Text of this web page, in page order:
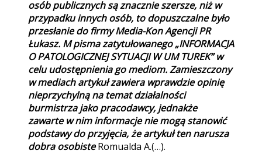
osób publicznych są znacznie szersze, niż w
przypadku innych osób, to dopuszczalne było
przesłanie do firmy Media-Kon Agencji PR
Łukasz. M pisma zatytułowanego „INFORMACJA
O PATOLOGICZNEJ SYTUACJI W UM TUREK” w
celu udostępnienia go mediom. Zamieszczony
w mediach artykuł zawiera wprawdzie opinię
nieprzychylną na temat działalności
burmistrza jako pracodawcy, jednakże
zawarte w nim informacje nie mogą stanowić
podstawy do przyjęcia, że artykuł ten narusza
dobra osobisteRomualda A.(…).